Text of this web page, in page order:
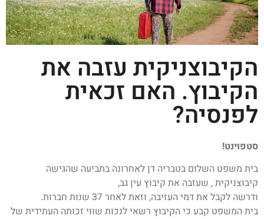
הקיבוצניקית עזבה את
הקיבוץ. האם זכאית
לפנסיה?
סטפוינט!
בית משפט השלום בטבריה דן לאחרונה בתביעה שהגישה
קיבוצניקית , שעזבה את קיבוץ עין גב,
ודרשה לקבל את דמי העזיבה, וזאת לאחר 37 שנות חברות.
בית המשפט קבע כי הקיבוץ רשאי לנכות שווי זכותה העתידית של